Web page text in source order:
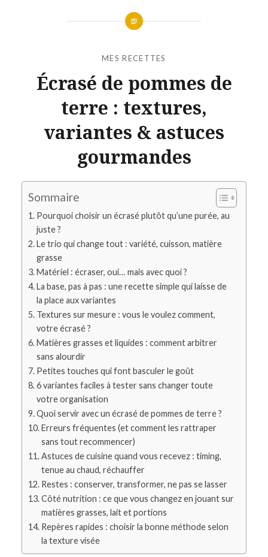
MES RECETTES
Écrasé de pommes de
terre : textures,
variantes & astuces
gourmandes
Sommaire
Pourquoi choisir un écrasé plutôt qu’une purée, au
juste ?
Le trio qui change tout : variété, cuisson, matière
grasse
Matériel : écraser, oui… mais avec quoi ?
La base, pas à pas : une recette simple qui laisse de
la place aux variantes
Textures sur mesure : vous le voulez comment,
votre écrasé ?
Matières grasses et liquides : comment arbitrer
sans alourdir
Petites touches qui font basculer le goût
6 variantes faciles à tester sans changer toute
votre organisation
Quoi servir avec un écrasé de pommes de terre ?
Erreurs fréquentes (et comment les rattraper
sans tout recommencer)
Astuces de cuisine quand vous recevez : timing,
tenue au chaud, réchauffer
Restes : conserver, transformer, ne pas se lasser
Côté nutrition : ce que vous changez en jouant sur
matières grasses, lait et portions
Repères rapides : choisir la bonne méthode selon
la texture visée